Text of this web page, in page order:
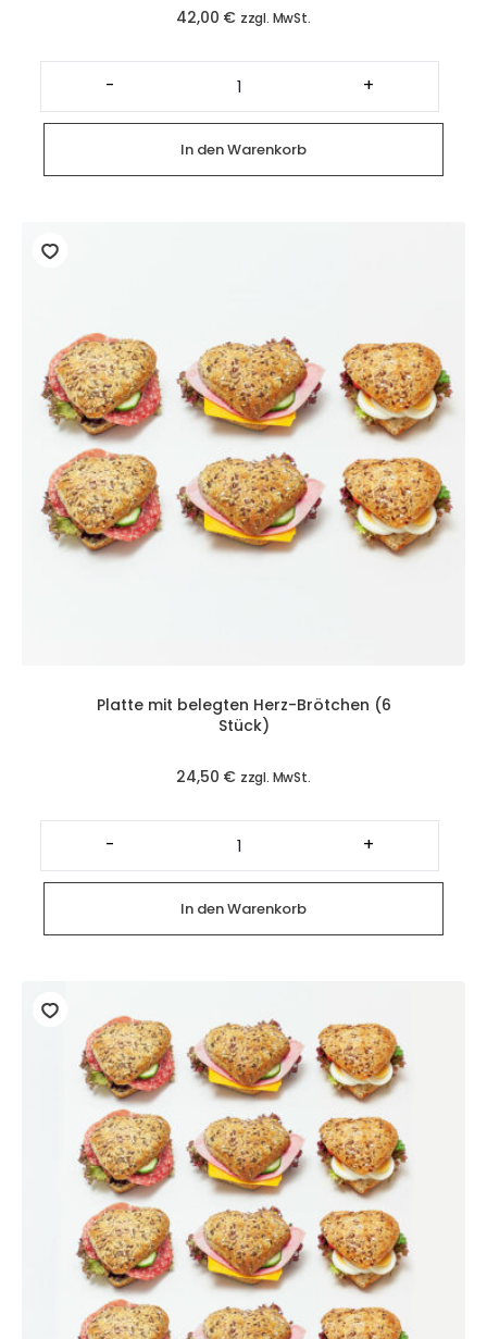
42,00 € zzgl. MwSt.
-
Platte
mit
glutenfreien
Baguette
Canapés
(12
Stück)
Menge
+
In den Warenkorb
Platte mit belegten Herz-Brötchen (6
Stück)
24,50 € zzgl. MwSt.
-
Platte
mit
belegten
Herz-
Brötchen
(6
Stück)
Menge
+
In den Warenkorb